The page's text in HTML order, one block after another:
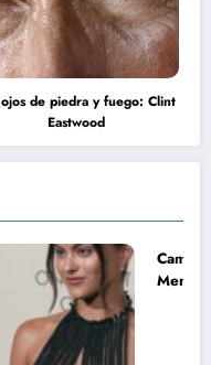
de piedra y fuego: Clint
Eastwood
Camila
Mendes